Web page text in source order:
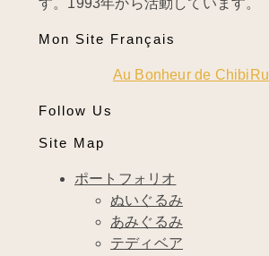
す。1993年から活動しています。
Mon Site Français
Au Bonheur de ChibiRu
Follow Us
Site Map
ポートフォリオ
ぬいぐるみ
あみぐるみ
テディベア